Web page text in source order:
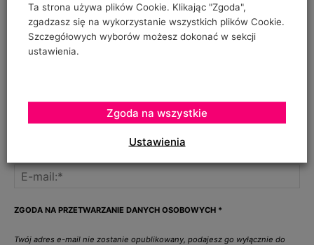
ZGODA NA PRZETWARZANIE DANYCH OSOBOWYCH *
Twój adres e-mail nie zostanie opublikowany, podajesz go wyłącznie do
Ta strona używa plików Cookie. Klikając "Zgoda",
zgadzasz się na wykorzystanie wszystkich plików Cookie.
Szczegółowych wyborów możesz dokonać w sekcji
ustawienia.
Ustawienia
Zgoda na wszystkie